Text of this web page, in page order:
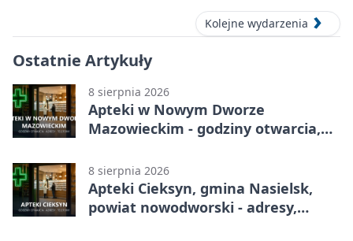
Kolejne wydarzenia
Ostatnie Artykuły
8 sierpnia 2026
Apteki w Nowym Dworze
Mazowieckim - godziny otwarcia,
8 sierpnia 2026
Apteki Cieksyn, gmina Nasielsk,
powiat nowodworski - adresy,